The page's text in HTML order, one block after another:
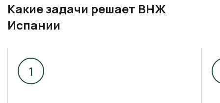
Какие задачи решает ВНЖ
Испании